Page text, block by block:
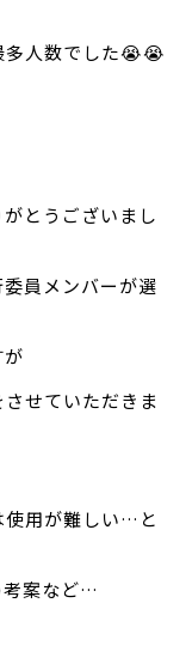
多人数でした😭😭
とうございまし
員メンバーが選
せていただきま
使用が難しい…と
考案など…